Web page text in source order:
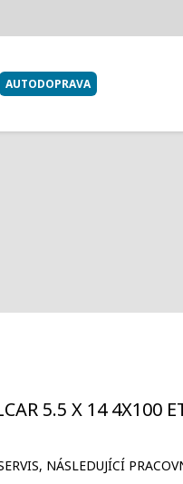
AUTODOPRAVA
5.5 X 14 4X100
NÁSLEDUJÍCÍ